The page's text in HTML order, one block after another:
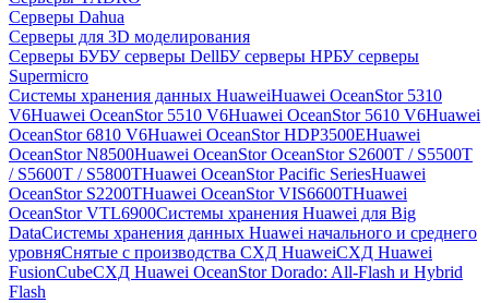
Серверы Dahua
Серверы для 3D моделирования
Серверы БУБУ серверы DellБУ серверы HPБУ серверы
Supermicro
Системы хранения данных HuaweiHuawei OceanStor 5310
V6Huawei OceanStor 5510 V6Huawei OceanStor 5610 V6Huawei
OceanStor 6810 V6Huawei OceanStor HDP3500EHuawei
OceanStor N8500Huawei OceanStor OceanStor S2600T / S5500T
/ S5600T / S5800THuawei OceanStor Pacific SeriesHuawei
OceanStor S2200THuawei OceanStor VIS6600THuawei
OceanStor VTL6900Системы хранения Huawei для Big
DataСистемы хранения данных Huawei начального и среднего
уровняСнятые с производства СХД HuaweiСХД Huawei
FusionCubeСХД Huawei OceanStor Dorado: All-Flash и Hybrid
Flash